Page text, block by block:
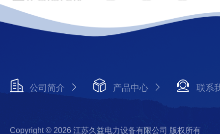
公司简介 产品中心 联系
Copyright © 2026 江苏久益电力设备有限公司 版权所有